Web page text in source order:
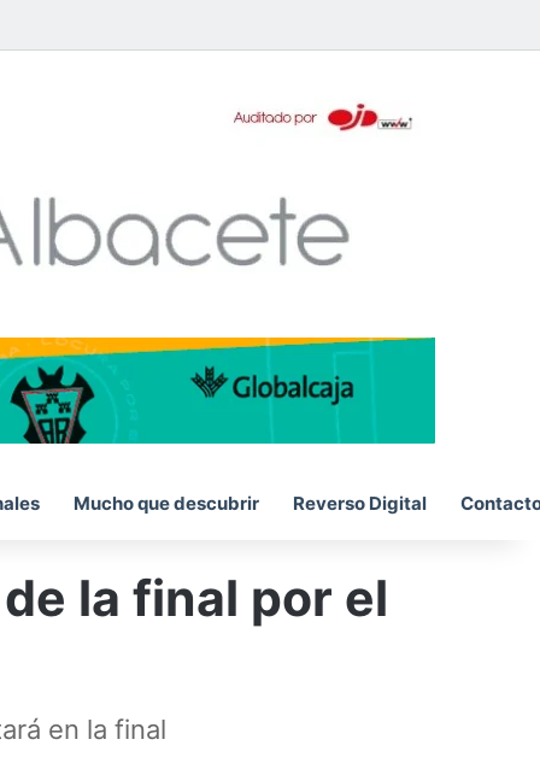
Mucho que descubrir Reverso Digital
la final por el
en la final